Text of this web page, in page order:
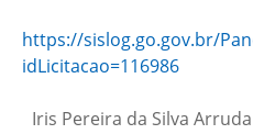
https://sislog.go.gov.br/
idLicitacao=116986
Iris Pereira da Silva